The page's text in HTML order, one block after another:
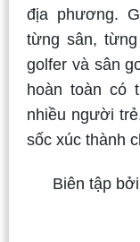
địa phương.
từng sân,
golfer và sân
hoàn toàn có
nhiều người
sốc xúc thành
Biên tập